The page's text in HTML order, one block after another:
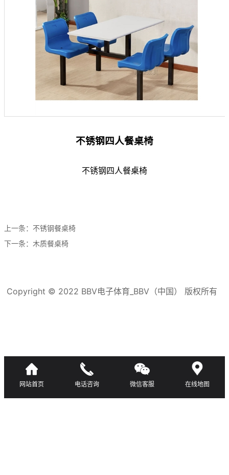
不锈钢四人餐桌椅
不锈钢四人餐桌椅
上一条： 不锈钢餐桌椅
下一条： 木质餐桌椅
Copyright © 2022 BBV电子体育_BBV（中国） 版权所有
网站首页 电话咨询 微信客服 在线地图